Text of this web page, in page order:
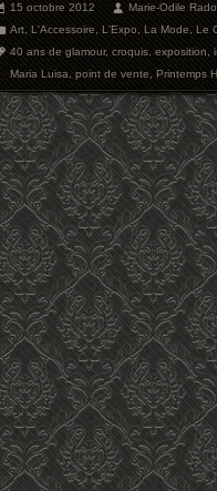
15 octobre 2012 Marie-Odile
Art,L'Accessoire,L'Expo,La Mode,Le
40 ans de glamour,croquis,exposition,
Maria Luisa,point de vente,Printemps